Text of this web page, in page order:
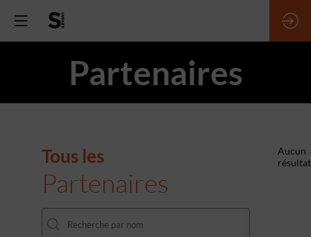
Partenaires
Tous les
Partenaires
Aucun
résultat